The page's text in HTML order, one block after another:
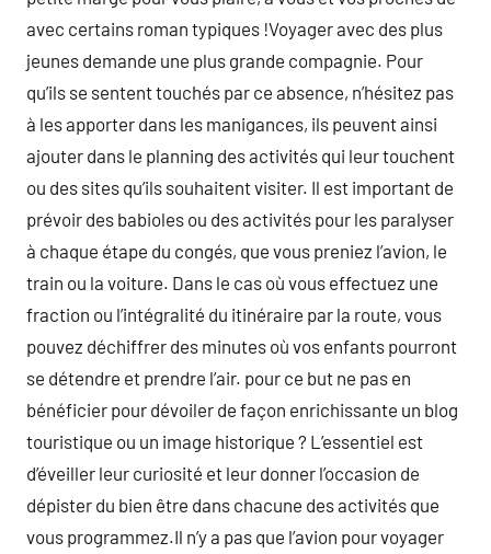
avec certains roman typiques !Voyager avec des plus
jeunes demande une plus grande compagnie. Pour
qu’ils se sentent touchés par ce absence, n’hésitez pas
à les apporter dans les manigances, ils peuvent ainsi
ajouter dans le planning des activités qui leur touchent
ou des sites qu’ils souhaitent visiter. Il est important de
prévoir des babioles ou des activités pour les paralyser
à chaque étape du congés, que vous preniez l’avion, le
train ou la voiture. Dans le cas où vous effectuez une
fraction ou l’intégralité du itinéraire par la route, vous
pouvez déchiffrer des minutes où vos enfants pourront
se détendre et prendre l’air. pour ce but ne pas en
bénéficier pour dévoiler de façon enrichissante un blog
touristique ou un image historique ? L’essentiel est
d’éveiller leur curiosité et leur donner l’occasion de
dépister du bien être dans chacune des activités que
vous programmez.Il n’y a pas que l’avion pour voyager